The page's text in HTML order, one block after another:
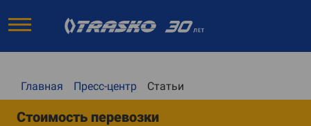
Главная Пресс-центр Статьи
Стоимость перевозки